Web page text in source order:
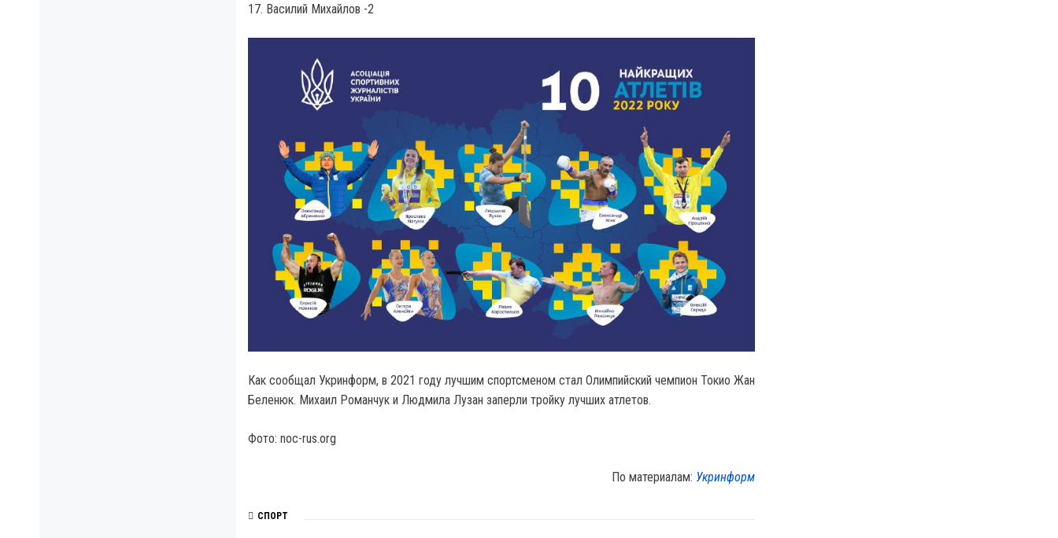
17. Василий Михайлов -2
Как сообщал Укринформ, в 2021 году лучшим спортсменом стал Олимпийский чемпион Токио Жан
Беленюк. Михаил Романчук и Людмила Лузан заперли тройку лучших атлетов.
Фото: noc-rus.org
По материалам: Укринформ
СПОРТ